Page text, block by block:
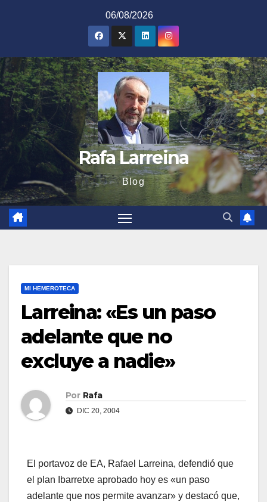
06/08/2026
Rafa Larreina
Blog
MI HEMEROTECA
Larreina: «Es un paso
adelante que no
excluye a nadie»
Por Rafa
DIC 20, 2004
El portavoz de EA, Rafael Larreina, defendió que
el plan Ibarretxe aprobado hoy es «un paso
adelante que nos permite avanzar» y destacó que,